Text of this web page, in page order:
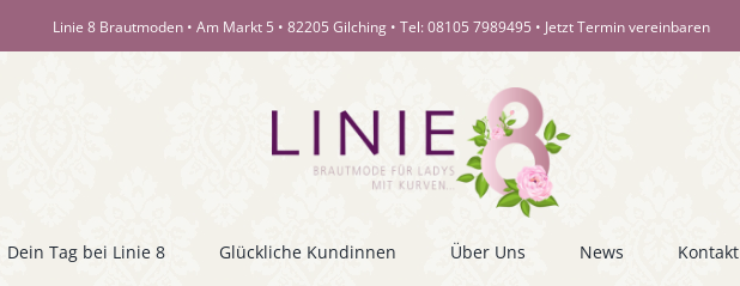
Linie 8 Brautmoden • Am Markt 5 • 82205 Gilching • Tel:08105 7989495 • Jetzt Termin vereinbaren
Dein Tag bei Linie 8 Glückliche Kundinnen Über Uns News Kontakt